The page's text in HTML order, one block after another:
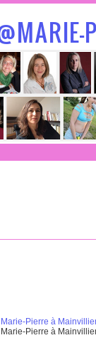
Pierre à
Pierre à